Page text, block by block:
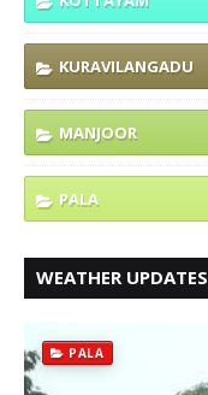
KURAVILANGADU
MANJOOR
PALA
WEATHER UPDATES
PALA